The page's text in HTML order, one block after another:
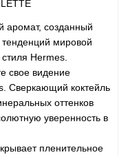
аромат, созданный
мировой
Hermes.
свое видение
Сверкающий коктейль
оттенков
уверенность в
пленительное